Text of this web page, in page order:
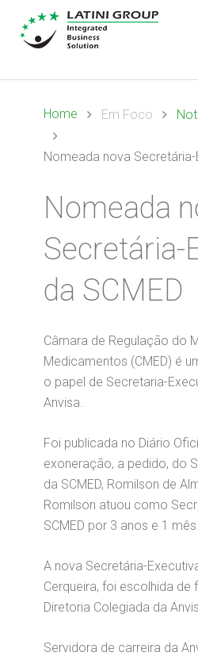
Home Em Foco
Nomeada nova Secretária-
Nomeada
Secretária-
da SCMED
Câmara de Regulação do
Medicamentos (CMED) é
o papel de Secretaria-
Anvisa.
Foi publicada no Diário
exoneração, a pedido, do
da SCMED, Romilson de
Romilson atuou como
SCMED por 3 anos e 1 mês.
A nova Secretária-
Cerqueira, foi escolhida de
Diretoria Colegiada da
Servidora de carreira da